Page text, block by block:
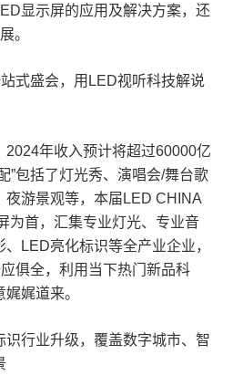
显示屏的应用及解决方案，还
。
式盛会，用LED视听科技解说
2024年收入预计将超过60000亿
”包括了灯光秀、演唱会/舞台歌
夜游景观等，本届LED CHINA
为首，汇集专业灯光、专业音
LED亮化标识等全产业企业，
俱全，利用当下热门新品科
娓道来。
识行业升级，覆盖数字城市、智